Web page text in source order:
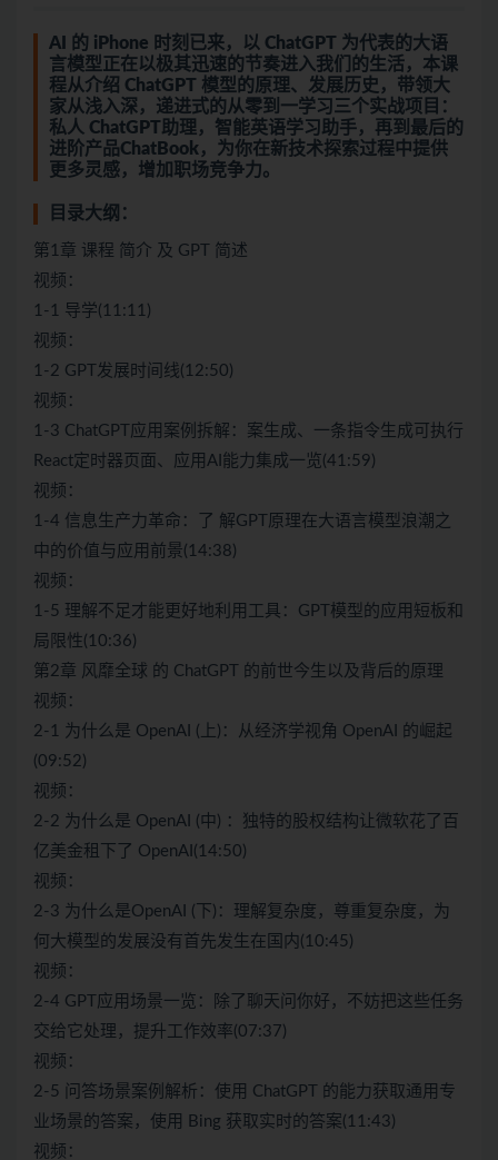
AI 的 iPhone 时刻已来，以 ChatGPT 为代表的大语
言模型正在以极其迅速的节奏进入我们的生活，本课
程从介绍 ChatGPT 模型的原理、发展历史，带领大
家从浅入深，递进式的从零到一学习三个实战项目：
私人 ChatGPT助理，智能英语学习助手，再到最后的
进阶产品ChatBook，为你在新技术探索过程中提供
更多灵感，增加职场竞争力。
目录大纲：
第1章 课程 简介 及 GPT 简述
视频：
1-1 导学(11:11)
视频：
1-2 GPT发展时间线(12:50)
视频：
1-3 ChatGPT应用案例拆解：案生成、一条指令生成可执行
React定时器页面、应用AI能力集成一览(41:59)
视频：
1-4 信息生产力革命：了 解GPT原理在大语言模型浪潮之
中的价值与应用前景(14:38)
视频：
1-5 理解不足才能更好地利用工具：GPT模型的应用短板和
局限性(10:36)
第2章 风靡全球 的 ChatGPT 的前世今生以及背后的原理
视频：
2-1 为什么是 OpenAI (上)：从经济学视角 OpenAI 的崛起
(09:52)
视频：
2-2 为什么是 OpenAI (中) ：独特的股权结构让微软花了百
亿美金租下了 OpenAI(14:50)
视频：
2-3 为什么是OpenAI (下)：理解复杂度，尊重复杂度，为
何大模型的发展没有首先发生在国内(10:45)
视频：
2-4 GPT应用场景一览：除了聊天问你好，不妨把这些任务
交给它处理，提升工作效率(07:37)
视频：
2-5 问答场景案例解析：使用 ChatGPT 的能力获取通用专
业场景的答案，使用 Bing 获取实时的答案(11:43)
视频：